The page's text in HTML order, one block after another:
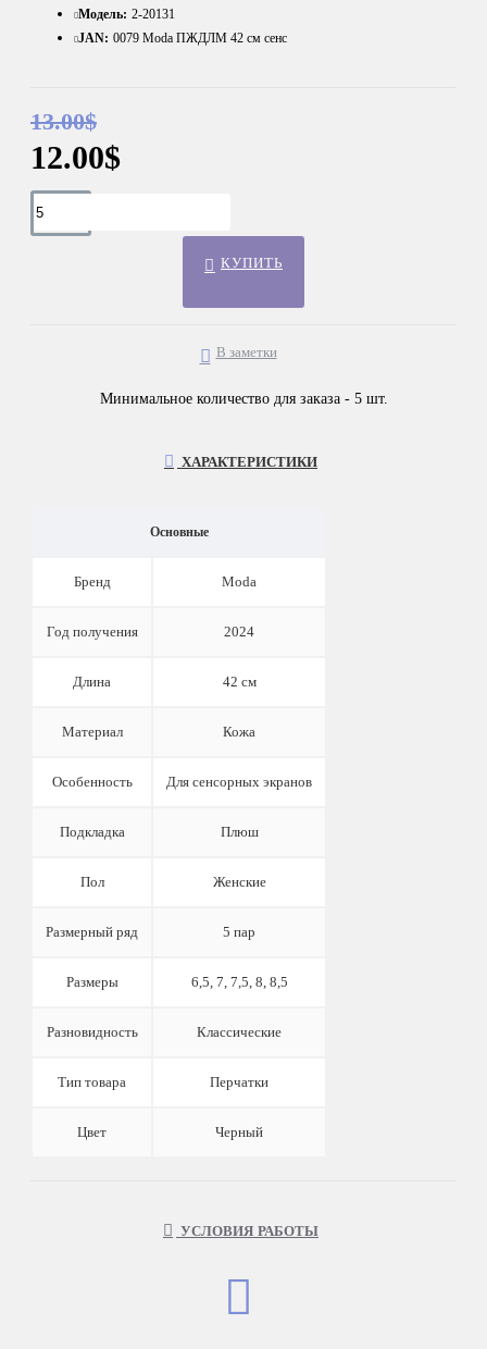
13.00$
12.00$
Модель: 2-20131
JAN: 0079 Moda ПЖДЛМ 42 см сенс
КУПИТЬ
В заметки
Минимальное количество для заказа - 5 шт.
ХАРАКТЕРИСТИКИ
Основные
Бренд Moda
Год получения 2024
Длина 42 см
Материал Кожа
Особенность Для сенсорных экранов
Подкладка Плюш
Пол Женские
Размерный ряд 5 пар
Размеры 6,5, 7, 7,5, 8, 8,5
Разновидность Классические
Тип товара Перчатки
Цвет Черный
УСЛОВИЯ РАБОТЫ